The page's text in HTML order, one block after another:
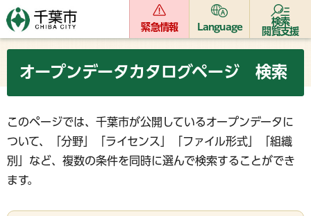
緊急情報 Language
検索
閲覧支援
オープンデータカタログページ 検索
このページでは、千葉市が公開しているオープンデータに
ついて、「分野」「ライセンス」「ファイル形式」「組織
別」など、複数の条件を同時に選んで検索することができ
ます。